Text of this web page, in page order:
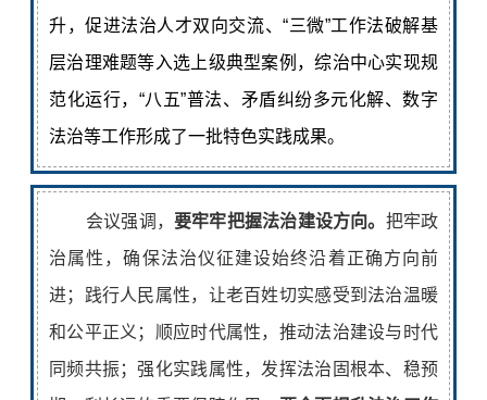
升，促进法治人才双向交流、“三微”工作法破解基
层治理难题等入选上级典型案例，综治中心实现规
范化运行，“八五”普法、矛盾纠纷多元化解、数字
法治等工作形成了一批特色实践成果。
会议强调，要牢牢把握法治建设方向。 把牢政
治属性，确保法治仪征建设始终沿着正确方向前
进；
践行人民属性， 让老百姓切实感受到法治温暖
和公平正义； 顺应时代属性， 推动法治建设与时代
同频共振；强化实践属性， 发挥法治固根本、稳预